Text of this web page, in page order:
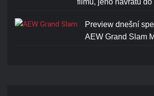
Preview dnešní
AEW Grand Slam